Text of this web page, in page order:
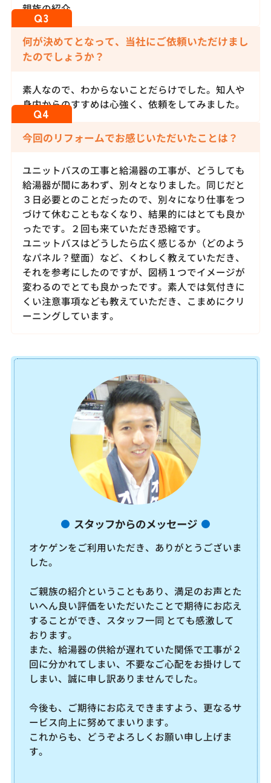
親族の紹介
何が決めてとなって、当社にご依頼いただけまし
たのでしょうか？
素人なので、わからないことだらけでした。知人や
身内からのすすめは心強く、依頼をしてみました。
今回のリフォームでお感じいただいたことは？
ユニットバスの工事と給湯器の工事が、どうしても
給湯器が間にあわず、別々となりました。同じだと
３日必要とのことだったので、別々になり仕事をつ
づけて休むこともなくなり、結果的にはとても良か
ったです。２回も来ていただき恐縮です。
ユニットバスはどうしたら広く感じるか（どのよう
なパネル？壁面）など、くわしく教えていただき、
それを参考にしたのですが、図柄１つでイメージが
変わるのでとても良かったです。素人では気付きに
くい注意事項なども教えていただき、こまめにクリ
ーニングしています。
スタッフからのメッセージ
オケゲンをご利用いただき、ありがとうございま
した。
ご親族の紹介ということもあり、満足のお声とた
いへん良い評価をいただいたことで期待にお応え
することができ、スタッフ一同 とても感激して
おります。
また、給湯器の供給が遅れていた関係で工事が２
回に分かれてしまい、不要なご心配をお掛けして
しまい、誠に申し訳ありませんでした。
今後も、ご期待にお応えできますよう、更なるサ
ービス向上に努めてまいります。
これからも、どうぞよろしくお願い申し上げま
す。